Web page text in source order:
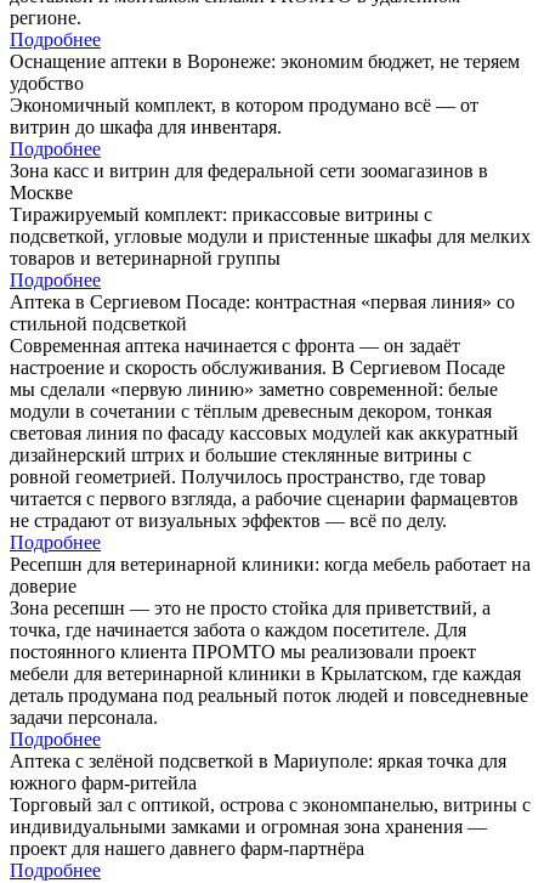
регионе.
Подробнее
Оснащение аптеки в Воронеже: экономим бюджет, не теряем
удобство
Экономичный комплект, в котором продумано всё — от
витрин до шкафа для инвентаря.
Подробнее
Зона касс и витрин для федеральной сети зоомагазинов в
Москве
Тиражируемый комплект: прикассовые витрины с
подсветкой, угловые модули и пристенные шкафы для мелких
товаров и ветеринарной группы
Подробнее
Аптека в Сергиевом Посаде: контрастная «первая линия» со
стильной подсветкой
Современная аптека начинается с фронта — он задаёт
настроение и скорость обслуживания. В Сергиевом Посаде
мы сделали «первую линию» заметно современной: белые
модули в сочетании с тёплым древесным декором, тонкая
световая линия по фасаду кассовых модулей как аккуратный
дизайнерский штрих и большие стеклянные витрины с
ровной геометрией. Получилось пространство, где товар
читается с первого взгляда, а рабочие сценарии фармацевтов
не страдают от визуальных эффектов — всё по делу.
Подробнее
Ресепшн для ветеринарной клиники: когда мебель работает на
доверие
Зона ресепшн — это не просто стойка для приветствий, а
точка, где начинается забота о каждом посетителе. Для
постоянного клиента ПРОМТО мы реализовали проект
мебели для ветеринарной клиники в Крылатском, где каждая
деталь продумана под реальный поток людей и повседневные
задачи персонала.
Подробнее
Аптека с зелёной подсветкой в Мариуполе: яркая точка для
южного фарм-ритейла
Торговый зал с оптикой, острова с экономпанелью, витрины с
индивидуальными замками и огромная зона хранения —
проект для нашего давнего фарм-партнёра
Подробнее